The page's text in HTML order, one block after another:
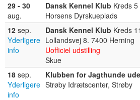
29 - 30
aug.
Dansk Kennel Klub Kreds 5
Horsens Dyrskueplads
12 sep.
Yderligere
info
Dansk Kennel Klub Kreds 11
Lollandsvej 8. 7400 Herning
Uofficiel udstilling
Skue
18 sep.
Yderligere
info
Klubben for Jagthunde
Strøby Idrætscenter, Strøby